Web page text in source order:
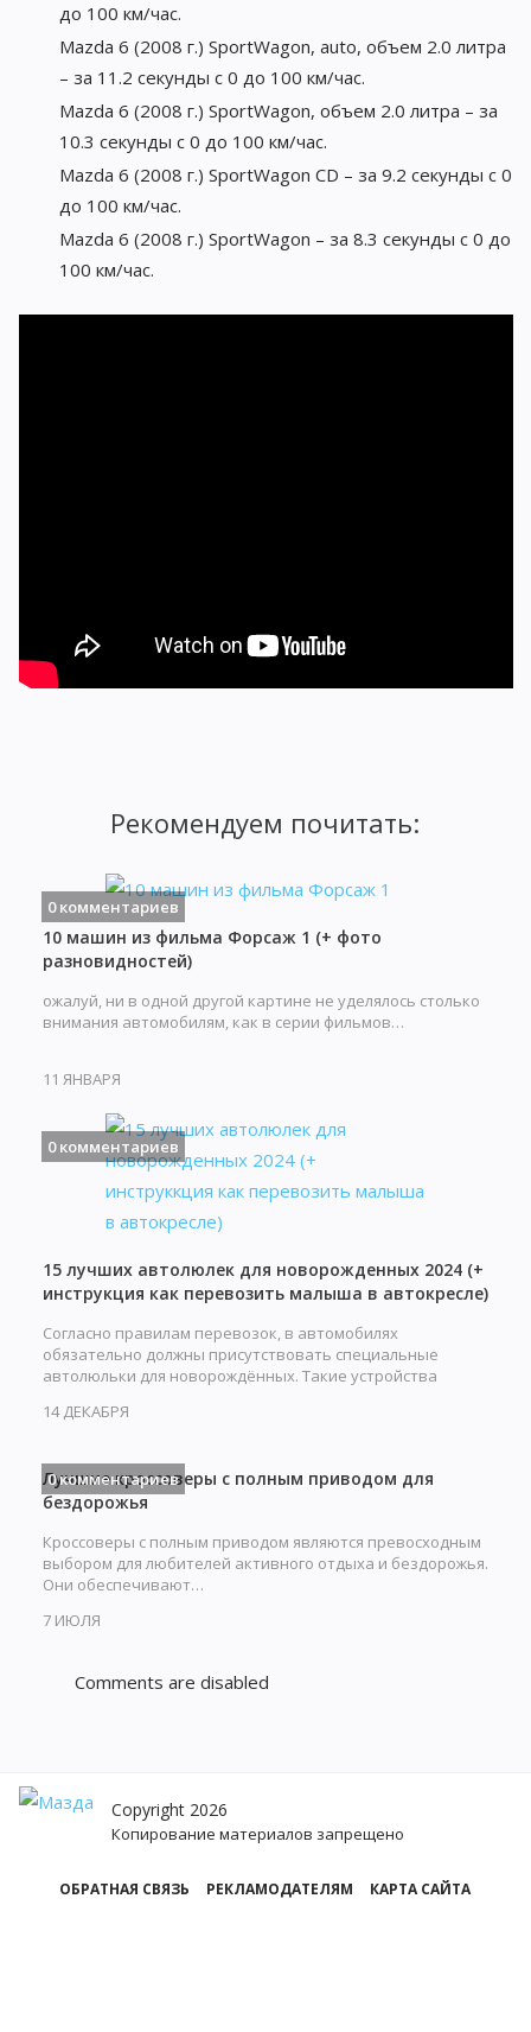
до 100 км/час.
Mazda 6 (2008 г.) SportWagon, auto, объем 2.0 литра
– за 11.2 секунды с 0 до 100 км/час.
Mazda 6 (2008 г.) SportWagon, объем 2.0 литра – за
10.3 секунды с 0 до 100 км/час.
Mazda 6 (2008 г.) SportWagon CD – за 9.2 секунды с 0
до 100 км/час.
Mazda 6 (2008 г.) SportWagon – за 8.3 секунды с 0 до
100 км/час.
Рекомендуем почитать:
0 комментариев
10 машин из фильма Форсаж 1 (+ фото
разновидностей)
ожалуй, ни в одной другой картине не уделялось столько
внимания автомобилям, как в серии фильмов…
11 ЯНВАРЯ
0 комментариев
15 лучших автолюлек для новорожденных 2024 (+
инструкция как перевозить малыша в автокресле)
Согласно правилам перевозок, в автомобилях
обязательно должны присутствовать специальные
автолюльки для новорождённых. Такие устройства
14 ДЕКАБРЯ
0 комментариев
Лучшие кроссоверы с полным приводом для
бездорожья
Кроссоверы с полным приводом являются превосходным
выбором для любителей активного отдыха и бездорожья.
Они обеспечивают…
7 ИЮЛЯ
Comments are disabled
Copyright 2026
Копирование материалов запрещено
ОБРАТНАЯ СВЯЗЬ РЕКЛАМОДАТЕЛЯМ КАРТА САЙТА